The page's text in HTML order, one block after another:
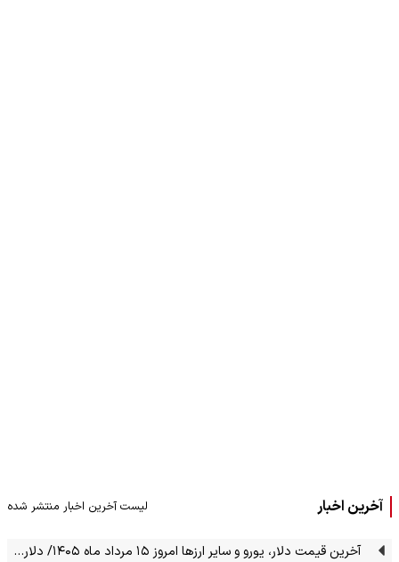
آخرین اخبار لیست آخرین اخبار منتشر شده
آخرین قیمت دلار، یورو و سایر ارزها امروز ۱۵ مرداد ماه ۱۴۰۵/ دلار…